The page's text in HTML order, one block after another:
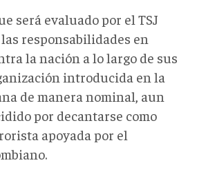
será evaluado por el TSJ
responsabilidades en
la nación a lo largo de sus
introducida en la
de manera nominal, aun
por decantarse como
apoyada por el